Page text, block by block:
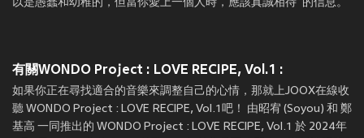
以是愚蠢和幼稚的，但當你愛上一個人時，應該真誠相待”的信息。
有關WONDO Project : LOVE RECIPE, Vol.1 :
如果你正在尋找適合的音樂來調整自己的心情，那就上JOOX在線收
聽 WONDO Project : LOVE RECIPE, Vol.1吧！ 由昭宥 (Soyou) 和 鄭
基高 一同推出的 WONDO Project : LOVE RECIPE, Vol.1 於 2024年